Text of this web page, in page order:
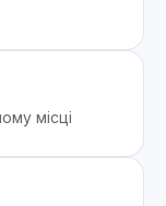
місці